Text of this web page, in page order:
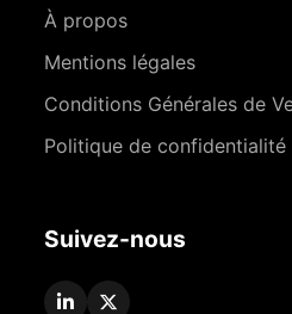
À propos
Mentions légales
Conditions Générales de
Politique de confidentialité
Suivez-nous